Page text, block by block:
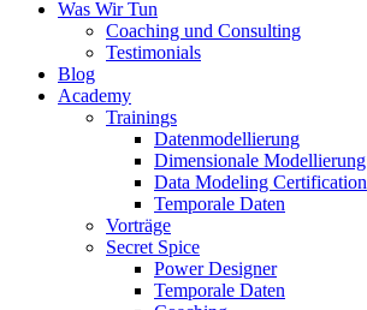
Was Wir Tun
Coaching und Consulting
Testimonials
Blog
Academy
Trainings
Datenmodellierung
Dimensionale Modellierung
Data Modeling Certification
Temporale Daten
Vorträge
Secret Spice
Power Designer
Temporale Daten